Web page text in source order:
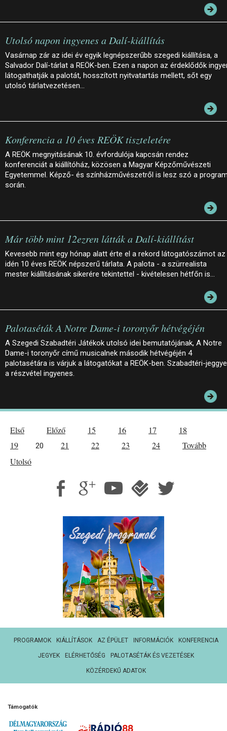
Utolsó napon ingyenes a Dalí-kiállítás
Vasárnap zár az idei év egyik legnépszerűbb szegedi kiállítása, a
Salvador Dalí-tárlat a REÖK-ben. Ezen a napon az érdeklődők
látogathatják a palotát, hosszított nyitvatartás mellett, sőt egy
utolsó tárlatvezetésen…
Konferencia a 10 éves REÖK tiszteletére
A REÖK megnyitásának 10. évfordulója kapcsán rendez
konferenciát a kiállítóház, közösen a Magyar Képzőművészeti
Egyetemmel. Képző- és színházművészetről is lesz szó a
során.
Már több mint 12ezren látták a Dalí-kiállítást
Kevesebb mint egy hónap alatt érte el a rekord látogatószámot az
idén 10 éves REÖK népszerű tárlata. A palota - a szürrealista
mester kiállításának sikerére tekintettel - kivételesen hétfőn is…
Palotaséták A Notre Dame-i toronyőr hétvégéjén
A Szegedi Szabadtéri Játékok utolsó idei bemutatójának, A Notre
Dame-i toronyőr című musicalnek második hétvégéjén 4
palotasétára is várjuk a látogatókat a REÖK-ben. Szabadtéri-
a részvétel ingyenes.
Első Előző 15 16 17
18
19
20 21 22 23 24
Tovább
Utolsó
PROGRAMOK KIÁLLÍTÁSOK AZ ÉPÜLET INFORMÁCIÓK KONFERENCIA
JEGYEK ELÉRHETŐSÉG PALOTASÉTÁK ÉS VEZETÉSEK
KÖZÉRDEKŰ ADATOK
Támogatók